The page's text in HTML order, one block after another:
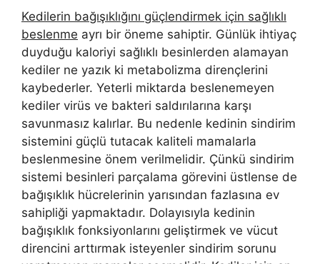
Kedilerin bağışıklığını güçlendirmek için sağlıklı
beslenme ayrı bir öneme sahiptir. Günlük ihtiyaç
duyduğu kaloriyi sağlıklı besinlerden alamayan
kediler ne yazık ki metabolizma dirençlerini
kaybederler. Yeterli miktarda beslenemeyen
kediler virüs ve bakteri saldırılarına karşı
savunmasız kalırlar. Bu nedenle kedinin sindirim
sistemini güçlü tutacak kaliteli mamalarla
beslenmesine önem verilmelidir. Çünkü sindirim
sistemi besinleri parçalama görevini üstlense de
bağışıklık hücrelerinin yarısından fazlasına ev
sahipliği yapmaktadır. Dolayısıyla kedinin
bağışıklık fonksiyonlarını geliştirmek ve vücut
direncini arttırmak isteyenler sindirim sorunu